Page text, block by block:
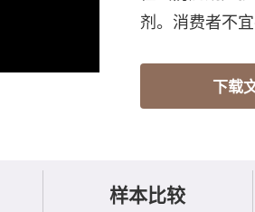
剂。消费者不
下载
样本比较